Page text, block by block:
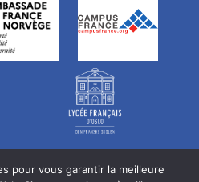
pour vous garantir la meilleure